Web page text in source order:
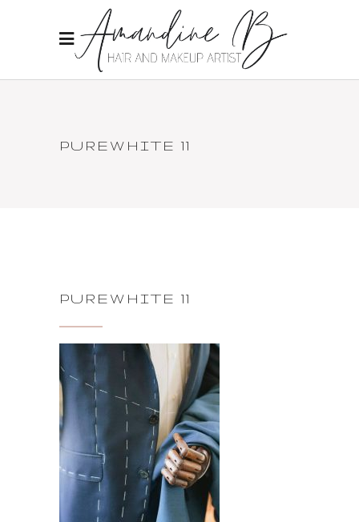
PUREWHITE 11
PUREWHITE 11